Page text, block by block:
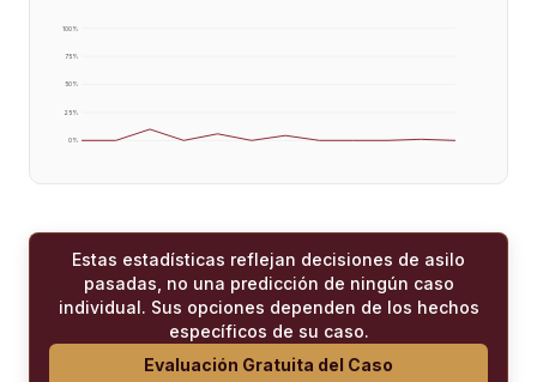
0%
25%
50%
75%
100%
Estas estadísticas reflejan decisiones de asilo
pasadas, no una predicción de ningún caso
individual. Sus opciones dependen de los hechos
específicos de su caso.
Evaluación Gratuita del Caso